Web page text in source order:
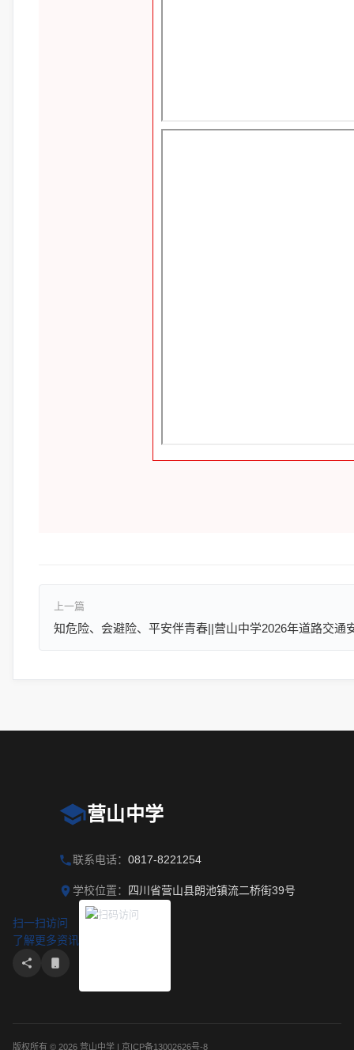
上一篇
知危险、会避险、平安伴青春||营山中学2026年道路交通
营山中学
联系电话： 0817-8221254
学校位置： 四川省营山县朗池镇流二桥街39号
扫一扫访问
了解更多资讯
版权所有 © 2026 营山中学 | 京ICP备13002626号-8